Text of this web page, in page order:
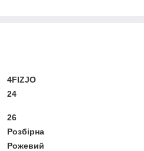
4FIZJO
24
26
Розбірна
Рожевий